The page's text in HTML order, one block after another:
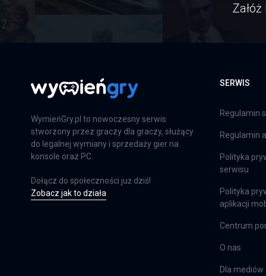
Farming Simulator 25
XSX
WymieńGry.pl to nowoczesny serwis
stworzony przez graczy dla graczy, służący
do legalnej wymiany i sprzedaży gier na
konsole oraz PC.
Dołącz do społeczności już dziś!
Zobacz jak to działa
SERWIS
Regulamin
Regulamin
Polityka
serwisu
Polityka
aplikacji
Centrum
O nas
Dla mediów